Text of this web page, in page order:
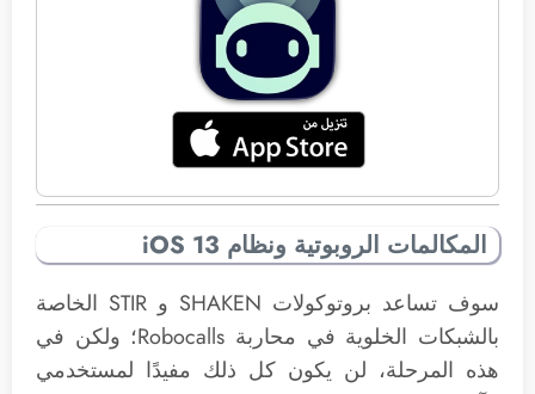
المكالمات الروبوتية ونظام iOS 13
سوف تساعد بروتوكولات SHAKEN و STIR الخاصة
بالشبكات الخلوية في محاربة Robocalls؛ ولكن في
هذه المرحلة، لن يكون كل ذلك مفيدًا لمستخدمي